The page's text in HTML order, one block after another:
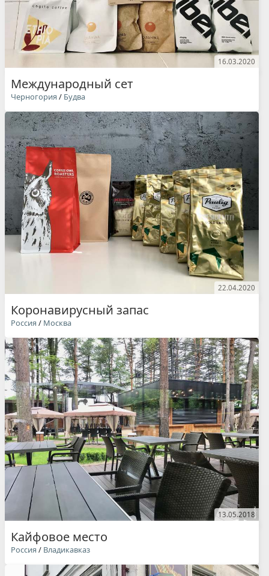
16.03.2020
Международный сет
Черногория / Будва
22.04.2020
Коронавирусный запас
Россия / Москва
13.05.2018
Кайфовое место
Россия / Владикавказ